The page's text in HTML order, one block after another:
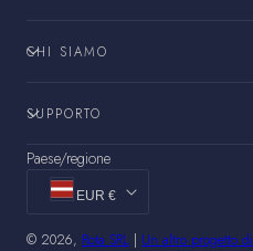
CHI SIAMO
SUPPORTO
Paese/regione
EUR €
© 2026, Rota SRL | Un altro progetto